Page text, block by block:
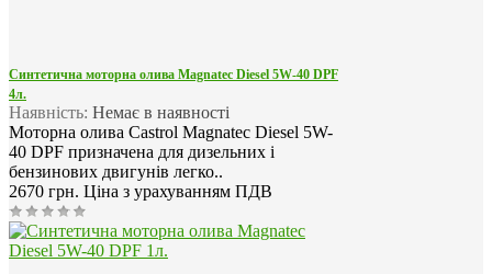
Синтетична моторна олива Magnatec Diesel 5W-40 DPF
4л.
Наявність: Немає в наявності
Моторна олива Castrol Magnatec Diesel 5W-
40 DPF призначена для дизельних і
бензинових двигунів легко..
2670 грн. Ціна з урахуванням ПДВ